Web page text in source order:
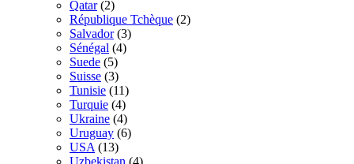
Qatar (2)
République Tchèque (2)
Salvador (3)
Sénégal (4)
Suede (5)
Suisse (3)
Tunisie (11)
Turquie (4)
Ukraine (4)
Uruguay (6)
USA (13)
Uzbekistan (4)